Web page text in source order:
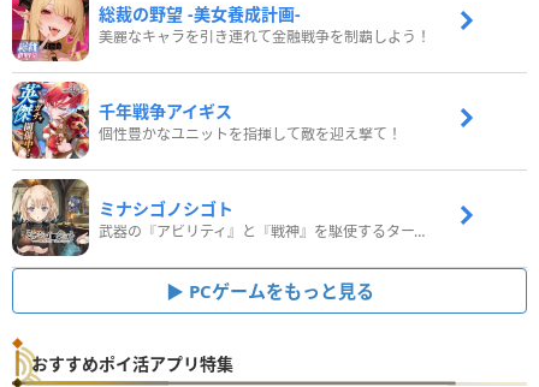
総裁の野望 -美女養成計画-
美麗なキャラを引き連れて金融戦争を制覇しよう！
千年戦争アイギス
個性豊かなユニットを指揮して敵を迎え撃て！
ミナシゴノシゴト
武器の『アビリティ』と『戦神』を駆使するターン制コマンドバトルRPG！
PCゲームをもっと見る
おすすめポイ活アプリ特集